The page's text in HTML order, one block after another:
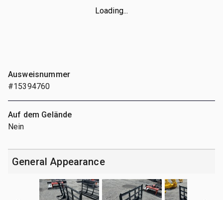
Loading...
Ausweisnummer
#15394760
Auf dem Gelände
Nein
General Appearance